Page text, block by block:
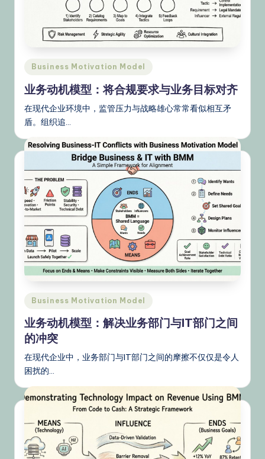
n
o
w
le
d
g
e,
Ti
p
s
L
a
t
e
st
p
d
Posted
Business Motivation Model
业务动机模型：将合规要求与业务目标对齐
在现代企业环境中，监管压力与战略雄心常常看似相互矛
盾。组织追…
Posted
Business Motivation Model
业务动机模型：解决业务部门与IT部门之间
的冲突
在现代企业中，业务部门与IT部门之间的摩擦不仅仅是令人
困扰的…